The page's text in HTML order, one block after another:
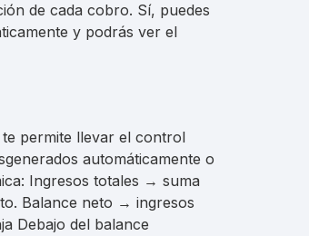
de cada cobro. Sí, puedes
y podrás ver el
permite llevar el control
automáticamente o
Ingresos totales → suma
Balance neto → ingresos
Debajo del balance